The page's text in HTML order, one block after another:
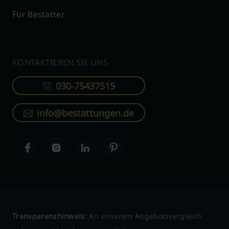
Für Bestatter
KONTAKTIEREN SIE UNS
030-75437515
info@bestattungen.de
Transparenzhinweis: An unserem Angebotsvergleich